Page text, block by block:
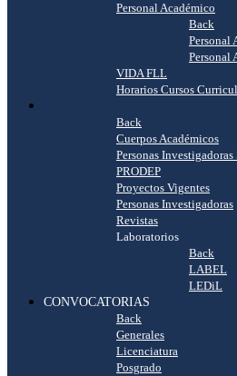
Personal Académico
Back
Personal
Personal
VIDA FLL
Horarios Cursos
Back
Cuerpos Académicos
Personas Investigadoras
PRODEP
Proyectos Vigentes
Personas Investigadoras
Revistas
Laboratorios
Back
LABEL
LEDiL
CONVOCATORIAS
Back
Generales
Licenciatura
Posgrado